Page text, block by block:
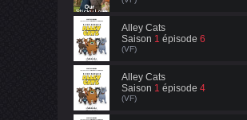
Alley Cats
Saison 1 épisode 6
(VF)
Alley Cats
Saison 1 épisode 4
(VF)